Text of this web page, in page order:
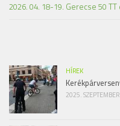
2026. 04. 18-19. Gerecse 50
HÍREK
2025.